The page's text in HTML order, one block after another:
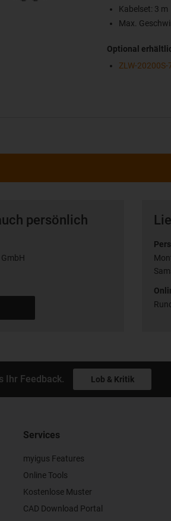
Kabelset: 3 m
Max.
Optional
ZLW-20200S-
persönlich
Ihr Feedback. Lob & Kritik
Services
myigus Features
Online Tools
Kostenlose Muster
CAD Download Portal